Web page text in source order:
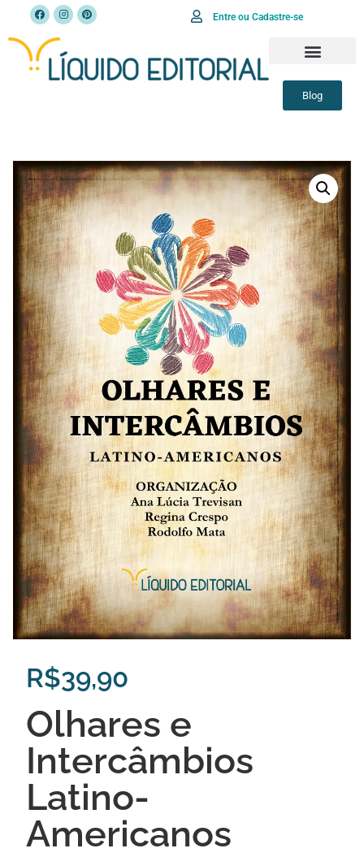
Entre ou Cadastre-se
Blog
R$39,90
Olhares e
Intercâmbios
Latino-
Americanos